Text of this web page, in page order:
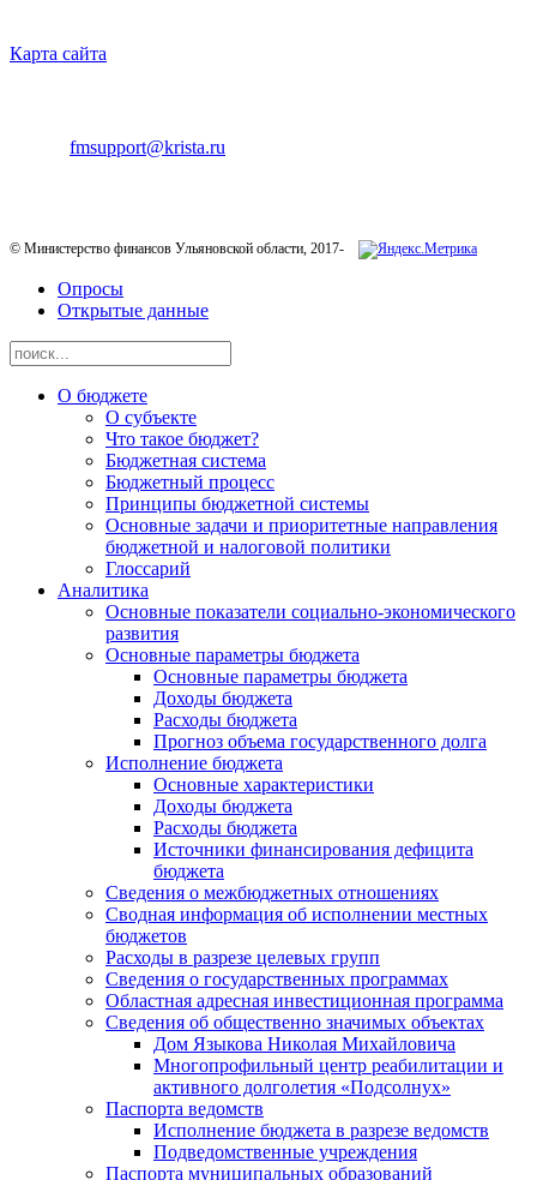
Карта сайта
fmsupport@krista.ru
© Министерство финансов Ульяновской области, 2017-
Опросы
Открытые данные
О бюджете
О субъекте
Что такое бюджет?
Бюджетная система
Бюджетный процесс
Принципы бюджетной системы
Основные задачи и приоритетные направления
бюджетной и налоговой политики
Глоссарий
Аналитика
Основные показатели социально-экономического
развития
Основные параметры бюджета
Основные параметры бюджета
Доходы бюджета
Расходы бюджета
Прогноз объема государственного долга
Исполнение бюджета
Основные характеристики
Доходы бюджета
Расходы бюджета
Источники финансирования дефицита
бюджета
Сведения о межбюджетных отношениях
Сводная информация об исполнении местных
бюджетов
Расходы в разрезе целевых групп
Сведения о государственных программах
Областная адресная инвестиционная программа
Сведения об общественно значимых объектах
Дом Языкова Николая Михайловича
Многопрофильный центр реабилитации и
активного долголетия «Подсолнух»
Паспорта ведомств
Исполнение бюджета в разрезе ведомств
Подведомственные учреждения
Паспорта муниципальных образований